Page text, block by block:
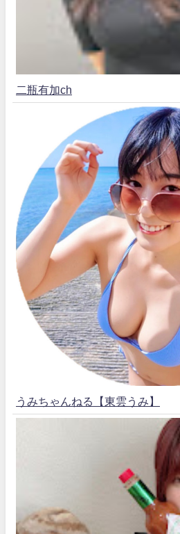
二瓶有加ch
うみちゃんねる【東雲うみ】